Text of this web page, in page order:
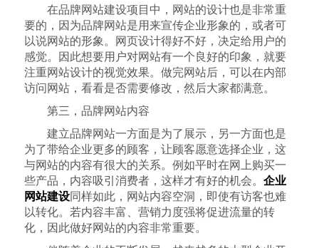
在品牌网站建设项目中，网站的设计也是非常重
要的，因为品牌网站是用来宣传企业形象的，或者可
以说网站的形象。网页设计得好不好，决定给用户的
感觉。因此想要用户对网站有一个良好的印象，就要
注重网站设计的视觉效果。做完网站后，可以在内部
访问网站，看看是否需要修改，然后大家都满意。
第三，品牌网站内容
建立品牌网站一方面是为了展示，另一方面也是
为了带给企业更多的顾客，让顾客愿意选择企业，这
与网站的内容有很大的关系。例如平时在网上购买一
些产品，内容吸引消费者，这样才有好的机会。 企业
网站建设同样如此，网站内容空洞，即使有访客也难
以转化。若内容丰富、营销力度强将促进流量的转
化，因此做好网站的内容非常重要。